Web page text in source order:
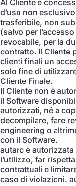
Al Cliente è
d’uso non
trasferibile, non
(salvo per
revocabile, per la
contratto. Il Cliente
clienti finali un
solo fine di
Cliente Finale.
Il Cliente non è
il Software
autorizzati, né a
decompilare, fare
engineering o
con il Software.
autarc è
l’utilizzo, far
contrattuali e
caso di violazioni.